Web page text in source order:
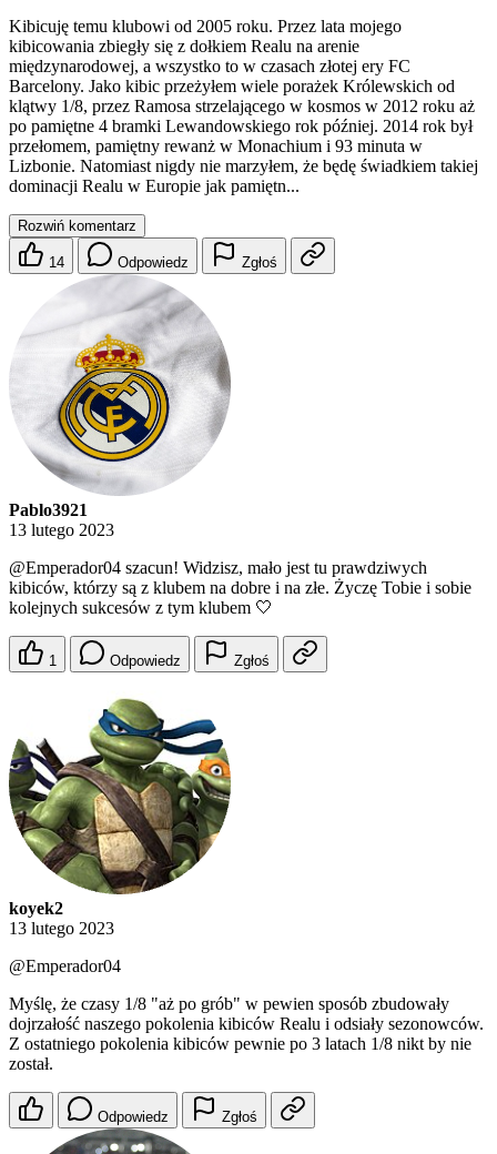
Kibicuję temu klubowi od 2005 roku. Przez lata mojego
kibicowania zbiegły się z dołkiem Realu na arenie
międzynarodowej, a wszystko to w czasach złotej ery FC
Barcelony. Jako kibic przeżyłem wiele porażek Królewskich od
klątwy 1/8, przez Ramosa strzelającego w kosmos w 2012 roku aż
po pamiętne 4 bramki Lewandowskiego rok później. 2014 rok był
przełomem, pamiętny rewanż w Monachium i 93 minuta w
Lizbonie. Natomiast nigdy nie marzyłem, że będę świadkiem takiej
dominacji Realu w Europie jak pamiętn...
Rozwiń komentarz
14 Odpowiedz Zgłoś
Pablo3921
13 lutego 2023
@Emperador04 szacun! Widzisz, mało jest tu prawdziwych
kibiców, którzy są z klubem na dobre i na złe. Życzę Tobie i sobie
kolejnych sukcesów z tym klubem 🤍
1 Odpowiedz Zgłoś
koyek2
13 lutego 2023
@Emperador04
Myślę, że czasy 1/8 "aż po grób" w pewien sposób zbudowały
dojrzałość naszego pokolenia kibiców Realu i odsiały sezonowców.
Z ostatniego pokolenia kibiców pewnie po 3 latach 1/8 nikt by nie
został.
Odpowiedz Zgłoś